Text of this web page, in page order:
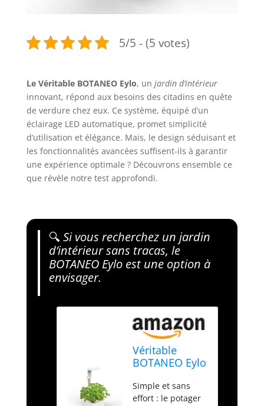
5/5 - (5 votes)
Le Véritable BOTANEO Eylo, un jardin d’intérieur
innovant, répond aux besoins des citadins en quête
de verdure chez eux. Ce système, équipé d’un
éclairage LED automatique, promet simplicité
d’utilisation et élégance. Mais, le design séduisant et
les fonctionnalités avancées suffisent-ils à garantir
une expérience optimale ? Découvrons ensemble ce
que révèle notre test approfondi.
🔍 Si vous recherchez un jardin
d’intérieur sans tracas, le
BOTANEO Eylo est une option à
envisager.
Véritable
BOTANEO Eylo
d'intérieur - Kit
avec 2 Lingot
Simple et sans
effort : le potager